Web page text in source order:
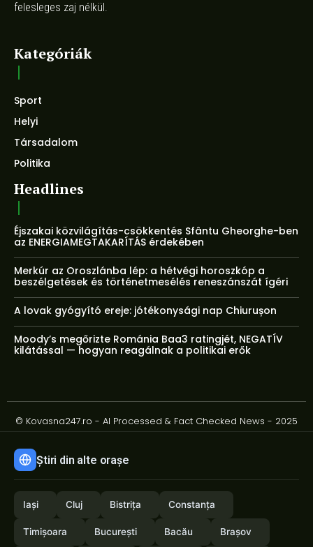
felesleges zaj nélkül.
Kategóriák
Sport
Helyi
Társadalom
Politika
Headlines
Éjszakai közvilágítás-csökkentés Sfântu Gheorghe-ben
az ENERGIAMEGTAKARÍTÁS érdekében
Merkúr az Oroszlánba lép: a hétvégi horoszkóp a
beszélgetések és történetmesélés reneszánszát ígéri
A lovak gyógyító ereje: jótékonysági nap Chiurușon
Moody’s megőrizte Románia Baa3 ratingjét, NEGATÍV
kilátással — hogyan reagálnak a politikai erők
© Kovasna247.ro - AI Processed & Fact Checked News - 2025
Știri din alte orașe
Iași Cluj Bistrița Constanța
Timișoara București Bacău Brașov